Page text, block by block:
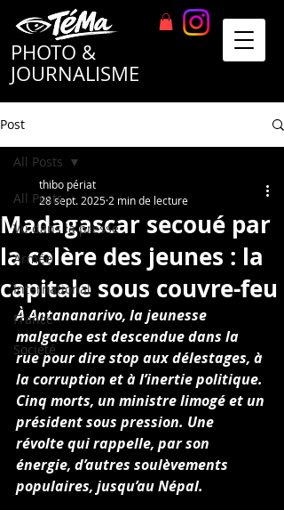
TéMa
PHOTO &
JOURNALISME
Post
All Posts
Vu dans la presse
Armée
International
France
Société
All Posts
Madagascar secoué par
la colère des jeunes : la
capitale sous couvre-feu
thibo périat
28 sept. 2025 2 min de lecture
À Antananarivo, la jeunesse
malgache est descendue dans la
rue pour dire stop aux délestages, à
la corruption et à l’inertie politique.
Cinq morts, un ministre limogé et un
président sous pression. Une
révolte qui rappelle, par son
énergie, d’autres soulèvements
populaires, jusqu’au Népal.